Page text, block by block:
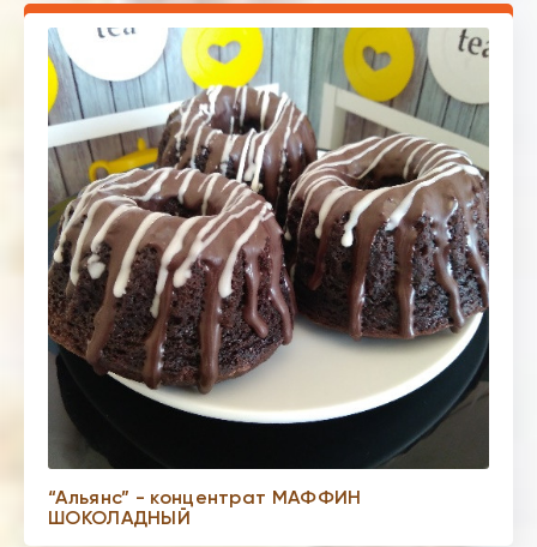
“Альянс” - концентрат МАФФИН
ШОКОЛАДНЫЙ